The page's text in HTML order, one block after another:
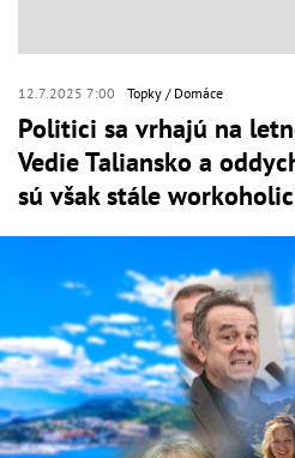
12.7.2025 7:00 Topky Domáce
Politici sa vrhajú na
Vedie Taliansko a
sú však stále